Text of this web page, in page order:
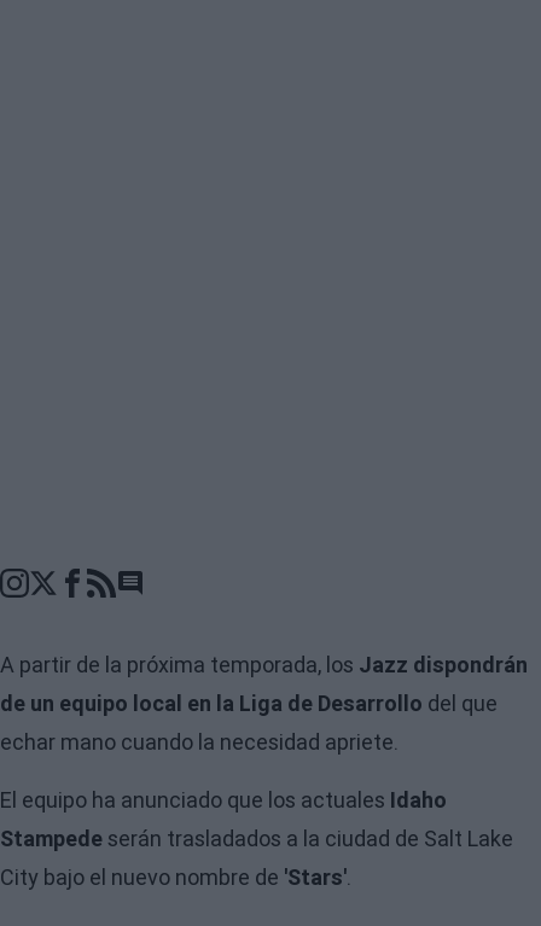
Go to comments seciton
A partir de la próxima temporada, los Jazz dispondrán
de un equipo local en la Liga de Desarrollo del que
echar mano cuando la necesidad apriete.
El equipo ha anunciado que los actuales Idaho
Stampede serán trasladados a la ciudad de Salt Lake
City bajo el nuevo nombre de 'Stars'.